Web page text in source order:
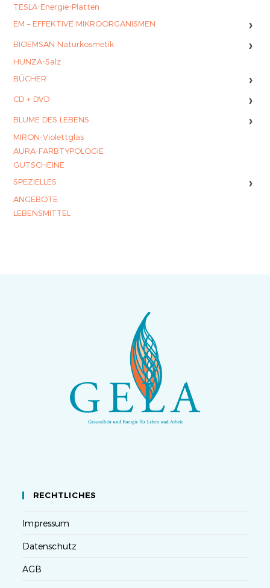
TESLA-Energie-Platten
EM – EFFEKTIVE MIKROORGANISMEN
›
BIOEMSAN Naturkosmetik ›
HUNZA-Salz
BÜCHER
›
CD + DVD ›
BLUME DES LEBENS ›
MIRON-Violettglas
AURA-FARBTYPOLOGIE
GUTSCHEINE
SPEZIELLES
›
ANGEBOTE
LEBENSMITTEL
RECHTLICHES
Impressum
Datenschutz
AGB